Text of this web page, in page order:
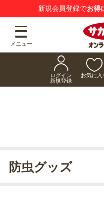
新規会員登録でお得
メニュー
ログイン
新規登録
お気に入
防虫グッズ